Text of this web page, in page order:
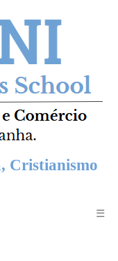
Cristianismo
☰